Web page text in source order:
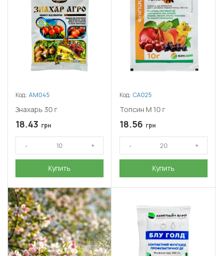
Код: АМ045
Знахарь 30 г
18.43 грн
Купить
Код: СА025
Топсин М 10 г
18.56 грн
Купить